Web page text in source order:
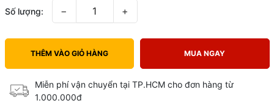
Số lượng: − +
THÊM VÀO GIỎ HÀNG MUA NGAY
Miễn phí vận chuyển tại TP.HCM cho đơn hàng từ
1.000.000đ